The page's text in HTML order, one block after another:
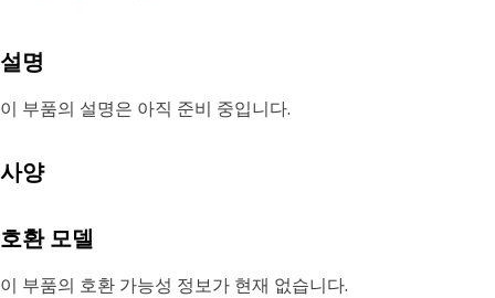
설명
이 부품의 설명은 아직 준비 중입니다.
사양
호환 모델
이 부품의 호환 가능성 정보가 현재 없습니다.